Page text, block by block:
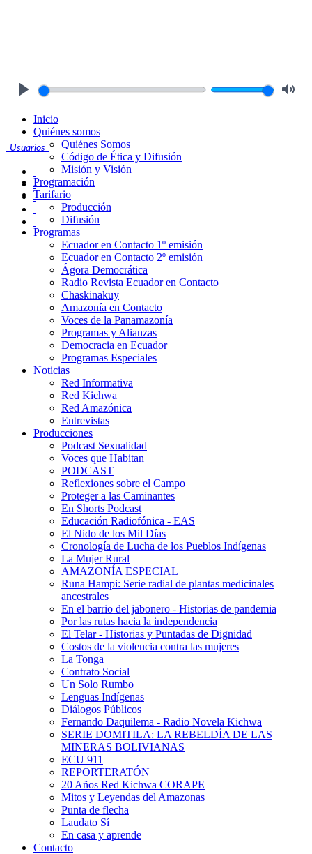
Usuarios
Inicio
Quiénes somos
Quiénes Somos
Código de Ética y Difusión
Misión y Visión
Programación
Tarifario
Producción
Difusión
Programas
Ecuador en Contacto 1º emisión
Ecuador en Contacto 2º emisión
Ágora Democrática
Radio Revista Ecuador en Contacto
Chaskinakuy
Amazonía en Contacto
Voces de la Panamazonía
Programas y Alianzas
Democracia en Ecuador
Programas Especiales
Noticias
Red Informativa
Red Kichwa
Red Amazónica
Entrevistas
Producciones
Podcast Sexualidad
Voces que Habitan
PODCAST
Reflexiones sobre el Campo
Proteger a las Caminantes
En Shorts Podcast
Educación Radiofónica - EAS
El Nido de los Mil Días
Cronología de Lucha de los Pueblos Indígenas
La Mujer Rural
AMAZONÍA ESPECIAL
Runa Hampi: Serie radial de plantas medicinales
ancestrales
En el barrio del jabonero - Historias de pandemia
Por las rutas hacia la independencia
El Telar - Historias y Puntadas de Dignidad
Costos de la violencia contra las mujeres
La Tonga
Contrato Social
Un Solo Rumbo
Lenguas Indígenas
Diálogos Públicos
Fernando Daquilema - Radio Novela Kichwa
SERIE DOMITILA: LA REBELDÍA DE LAS
MINERAS BOLIVIANAS
ECU 911
REPORTERATÓN
20 Años Red Kichwa CORAPE
Mitos y Leyendas del Amazonas
Punta de flecha
Laudato Sí
En casa y aprende
Contacto